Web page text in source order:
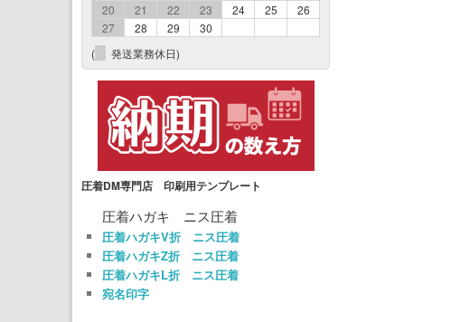
20
21 22 23 24 25
26
27
28 29
30
(
発送業務休日)
圧着DM専門店 印刷用テンプレート
圧着ハガキ ニス圧着
圧着ハガキV折 ニス圧着
圧着ハガキZ折 ニス圧着
圧着ハガキL折 ニス圧着
宛名印字